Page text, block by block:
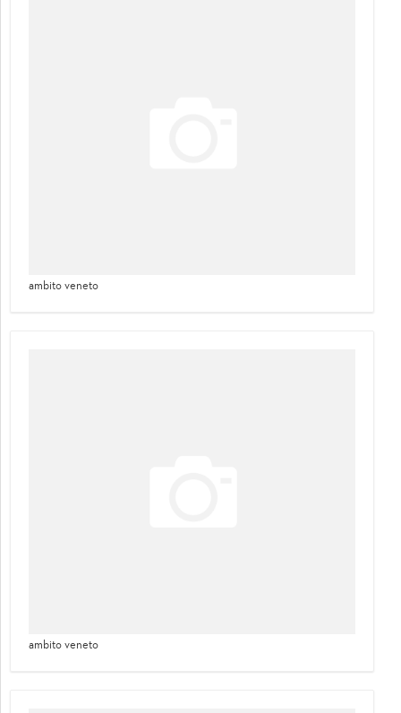
ambito veneto
ambito veneto